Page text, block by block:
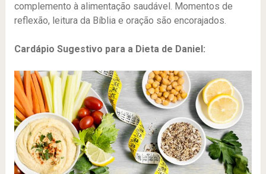
complemento à alimentação saudável. Momentos de
reflexão, leitura da Bíblia e oração são encorajados.
Cardápio Sugestivo para a Dieta de Daniel: